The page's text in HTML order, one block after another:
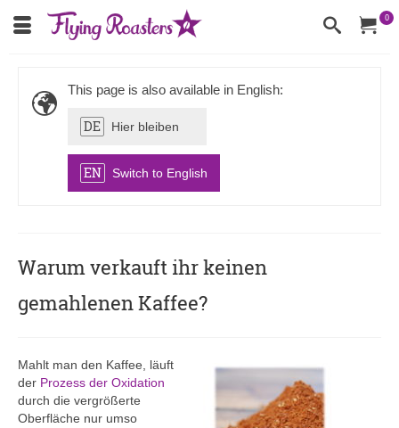
0
This page is also available in English:
DE Hier bleiben
EN Switch to English
Warum verkauft ihr keinen
gemahlenen Kaffee?
Mahlt man den Kaffee, läuft
der Prozess der Oxidation
durch die vergrößerte
Oberfläche nur umso